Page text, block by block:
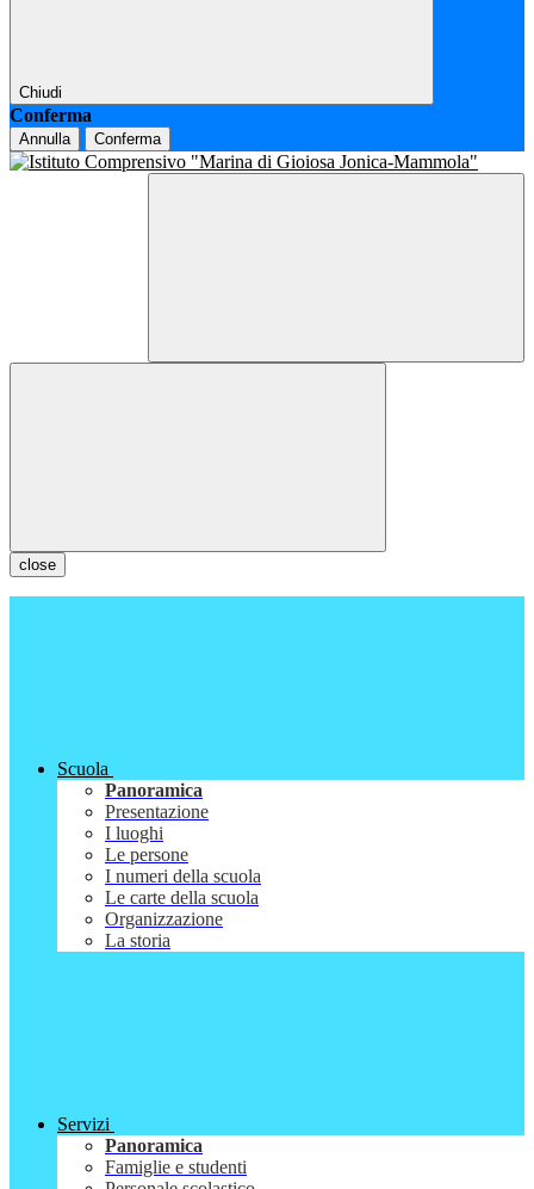
Chiudi
Conferma
Annulla Conferma
close
Scuola
Panoramica
Presentazione
I luoghi
Le persone
I numeri della scuola
Le carte della scuola
Organizzazione
La storia
Servizi
Panoramica
Famiglie e studenti